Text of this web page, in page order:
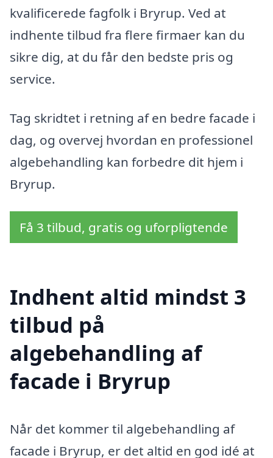
kvalificerede fagfolk i Bryrup. Ved at
indhente tilbud fra flere firmaer kan du
sikre dig, at du får den bedste pris og
service.
Tag skridtet i retning af en bedre facade i
dag, og overvej hvordan en professionel
algebehandling kan forbedre dit hjem i
Bryrup.
Få 3 tilbud, gratis og uforpligtende
Indhent altid mindst 3
tilbud på
algebehandling af
facade i Bryrup
Når det kommer til algebehandling af
facade i Bryrup, er det altid en god idé at